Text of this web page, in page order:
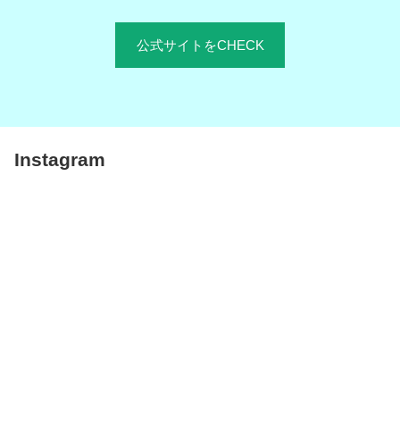
公式サイトをCHECK
Instagram